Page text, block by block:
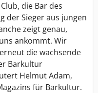
die Bar des
der Sieger aus jungen
zeigt genau,
ankommt. Wir
die wachsende
Barkultur
Helmut Adam,
für Barkultur.